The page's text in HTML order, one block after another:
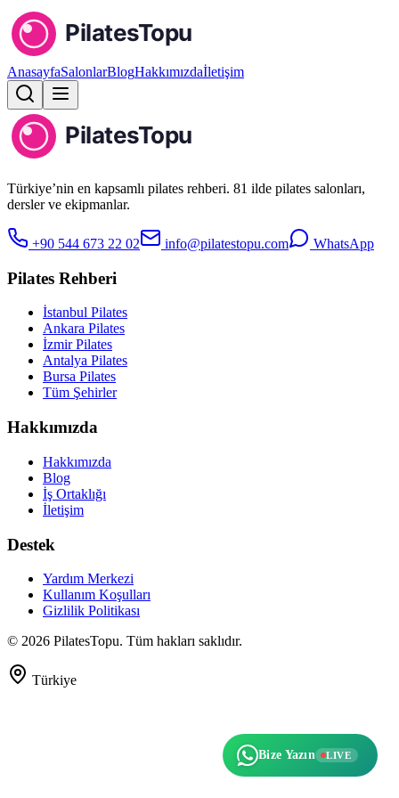
AnasayfaSalonlarBlogHakkımızdaİletişim
Türkiye’nin en kapsamlı pilates rehberi. 81 ilde pilates salonları,
dersler ve ekipmanlar.
+90 544 673 22 02 info@pilatestopu.com WhatsApp
Pilates Rehberi
İstanbul Pilates
Ankara Pilates
İzmir Pilates
Antalya Pilates
Bursa Pilates
Tüm Şehirler
Hakkımızda
Hakkımızda
Blog
İş Ortaklığı
İletişim
Destek
Yardım Merkezi
Kullanım Koşulları
Gizlilik Politikası
© 2026 PilatesTopu. Tüm hakları saklıdır.
Türkiye
Bize Yazın LIVE